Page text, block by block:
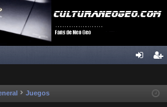
ist
Juegos